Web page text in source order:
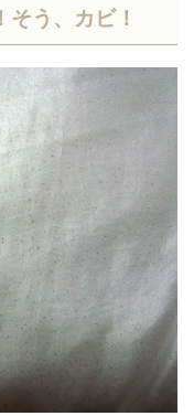
う、カビ！